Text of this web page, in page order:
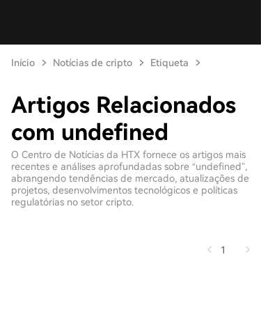
Início Notícias de cripto Etiqueta
Artigos Relacionados
com undefined
O Centro de Notícias da HTX fornece os artigos mais
recentes e análises aprofundadas sobre “undefined”,
abrangendo tendências de mercado, atualizações de
projetos, desenvolvimentos tecnológicos e políticas
regulatórias no setor cripto.
1